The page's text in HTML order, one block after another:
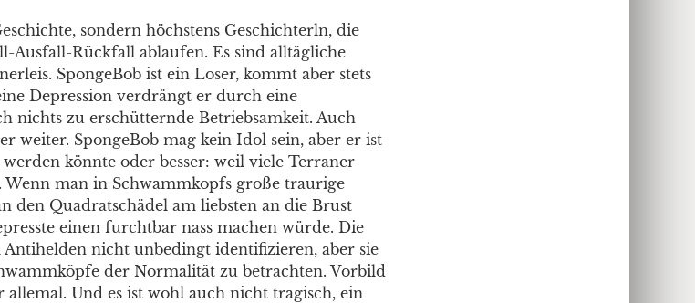
sondern höchstens Geschichterln, die
Ausfall-Rückfall ablaufen. Es sind alltägliche
SpongeBob ist ein Loser, kommt aber stets
Depression verdrängt er durch eine
nichts zu erschütternde Betriebsamkeit. Auch
weiter. SpongeBob mag kein Idol sein, aber er ist
könnte oder besser: weil viele Terraner
Wenn man in Schwammkopfs große traurige
den Quadratschädel am liebsten an die Brust
einen furchtbar nass machen würde. Die
nicht unbedingt identifizieren, aber sie
der Normalität zu betrachten. Vorbild
Und es ist wohl auch nicht tragisch, ein